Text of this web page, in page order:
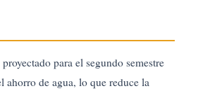
para el segundo semestre
ahorro de agua, lo que reduce la